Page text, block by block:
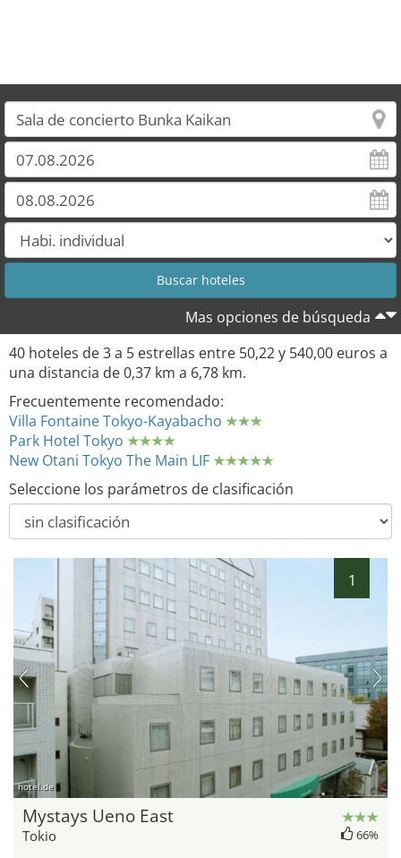
Mas opciones de búsqueda
40 hoteles de 3 a 5 estrellas entre 50,22 y 540,00 euros a
una distancia de 0,37 km a 6,78 km.
Frecuentemente recomendado:
Villa Fontaine Tokyo-Kayabacho
Park Hotel Tokyo
New Otani Tokyo The Main LIF
Seleccione los parámetros de clasificación
1
hotel.de
Mystays Ueno East
Tokio 66%